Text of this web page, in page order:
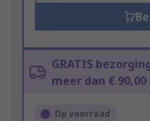
GRATIS
meer dan € 90,00
Op voorraad